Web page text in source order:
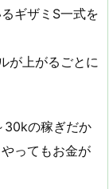
ギザミS一式を
が上がるごとに
30kの稼ぎだか
ってもお金が